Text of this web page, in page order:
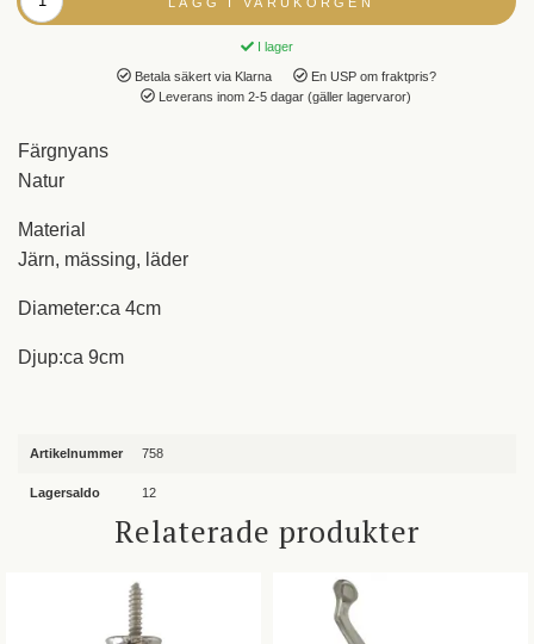
I lager
Betala säkert via Klarna
En USP om fraktpris?
Leverans inom 2-5 dagar (gäller lagervaror)
Färgnyans
Natur
Material
Järn, mässing, läder
Diameter:ca 4cm
Djup:ca 9cm
Artikelnummer 758
Lagersaldo 12
Relaterade produkter